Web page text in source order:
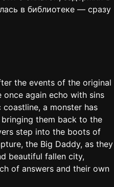
в библиотеке — сразу
the events of the original
once again echo with sins
a monster has
them back to the
step into the boots of
the Big Daddy, as they
beautiful fallen city,
of answers and their own